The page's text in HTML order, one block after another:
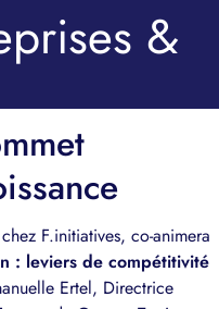
&
F.initiatives, co-animera
: leviers de compétitivité
Ertel, Directrice